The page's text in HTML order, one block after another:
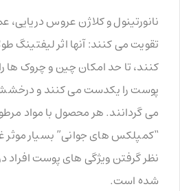
نانورتینول و کلاژن عروس دریایی،
تقویت می کنند: آنها اثر لیفتینگ
کنند، تا حد امکان چین و چروک ها
پوست را یکدست می کنند و
می گردانند. هر محصول با مواد
“کمپلکس های جوانی” بسیار موثر
نظر گرفتن ویژگی های پوست
شده است.